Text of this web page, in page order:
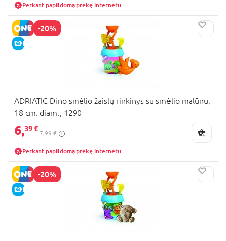
Perkant papildomą prekę internetu
-20%
E-KAINA
ADRIATIC Dino smėlio žaislų rinkinys su smėlio malūnu,
18 cm. diam., 1290
6,39 €
7,99 €
Perkant papildomą prekę internetu
-20%
E-KAINA